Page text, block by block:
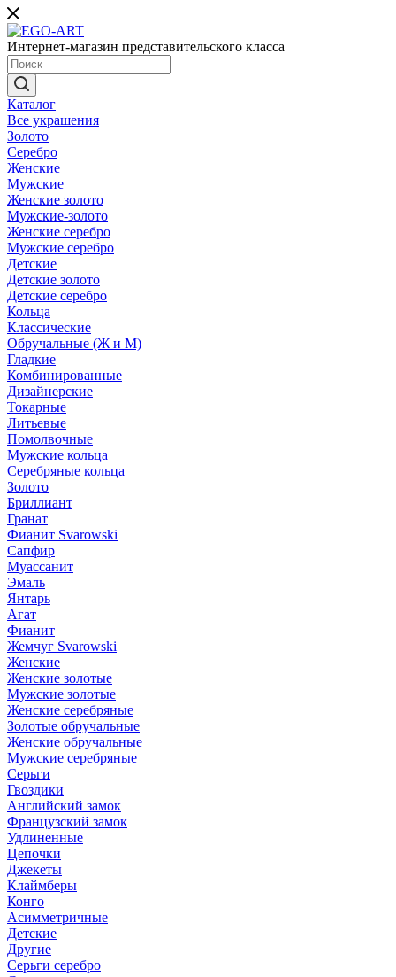
Интернет-магазин представительского класса
Каталог
Все украшения
Золото
Серебро
Женские
Мужские
Женские золото
Мужские-золото
Женские серебро
Мужские серебро
Детские
Детские золото
Детские серебро
Кольца
Классические
Обручальные (Ж и М)
Гладкие
Комбинированные
Дизайнерские
Токарные
Литьевые
Помолвочные
Мужские кольца
Серебряные кольца
Золото
Бриллиант
Гранат
Фианит Svarowski
Сапфир
Муассанит
Эмаль
Янтарь
Агат
Фианит
Жемчуг Svarowski
Женские
Женские золотые
Мужские золотые
Женские серебряные
Золотые обручальные
Женские обручальные
Мужские серебряные
Серьги
Гвоздики
Английский замок
Французский замок
Удлиненные
Цепочки
Джекеты
Клаймберы
Конго
Асимметричные
Детские
Другие
Серьги серебро